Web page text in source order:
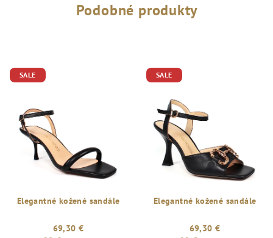
Podobné produkty
SALE
Elegantné kožené sandále
69,30 €
SALE
Elegantné kožené sandále
69,30 €